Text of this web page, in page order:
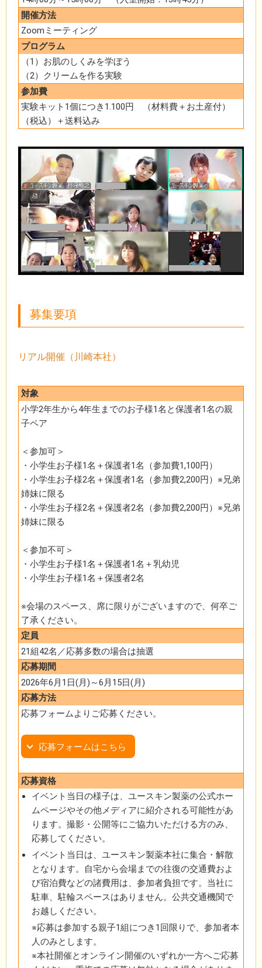
開催方法
Zoomミーティング
プログラム
（1）お肌のしくみを学ぼう
（2）クリームを作る実験
参加費
実験キット1個につき1.100円 （材料費＋お土産付）
（税込）＋送料込み
募集要項
リアル開催（川崎本社）
対象
小学2年生から4年生までのお子様1名と保護者1名の親
子ペア
＜参加可＞
・小学生お子様1名＋保護者1名（参加費1,100円）
・小学生お子様2名＋保護者1名（参加費2,200円）※兄弟
姉妹に限る
・小学生お子様2名＋保護者2名（参加費2,200円）※兄弟
姉妹に限る
＜参加不可＞
・小学生お子様1名＋保護者1名＋乳幼児
・小学生お子様1名＋保護者2名
※会場のスペース、席に限りがございますので、何卒ご
了承ください。
定員
21組42名／応募多数の場合は抽選
応募期間
2026年6月1日(月)～6月15日(月)
応募方法
応募フォームよりご応募ください。
応募フォームはこちら
応募資格
イベント当日の様子は、ユースキン製薬の公式ホー
ムページやその他メディアに紹介される可能性があ
ります。撮影・公開等にご協力いただける方のみ、
応募してください。
イベント当日は、ユースキン製薬本社に集合・解散
となります。自宅から会場までの往復の交通費およ
び宿泊費などの諸費用は、参加者負担です。当社に
駐車、駐輪スペースはありません。公共交通機関で
お越しください。
※応募は参加する親子1組につき1回限りで、参加者本
人のみとします。
※本社開催とオンライン開催のいずれか一方へご応募